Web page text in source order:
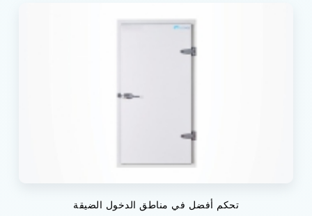
تحكم أفضل في مناطق الدخول الضيقة